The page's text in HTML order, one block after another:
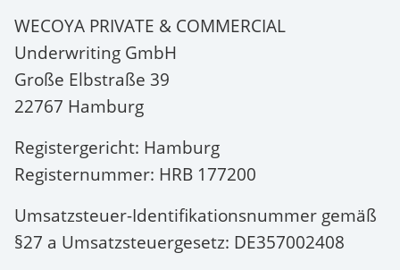
WECOYA PRIVATE & COMMERCIAL
Underwriting GmbH
Große Elbstraße 39
22767 Hamburg
Registergericht: Hamburg
Registernummer: HRB 177200
Umsatzsteuer-Identifikationsnummer gemäß
§27 a Umsatzsteuergesetz: DE357002408